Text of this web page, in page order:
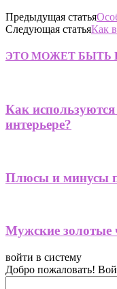
Предыдущая статья
Следующая статьяКак
ЭТО МОЖЕТ БЫТЬ
Как
интерьере?
Плюсы и минусы
Мужские золотые
войти в систему
Добро пожаловать!